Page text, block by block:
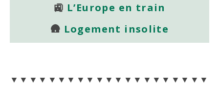
🚉 L’Europe en train
🛖 Logement insolite